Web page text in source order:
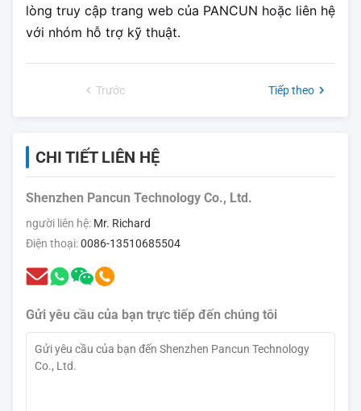
lòng truy cập trang web của PANCUN hoặc liên hệ
với nhóm hỗ trợ kỹ thuật.
Trước Tiếp theo
CHI TIẾT LIÊN HỆ
Shenzhen Pancun Technology Co., Ltd.
người liên hệ: Mr. Richard
Điện thoại:0086-13510685504
Gửi yêu cầu của bạn trực tiếp đến chúng tôi